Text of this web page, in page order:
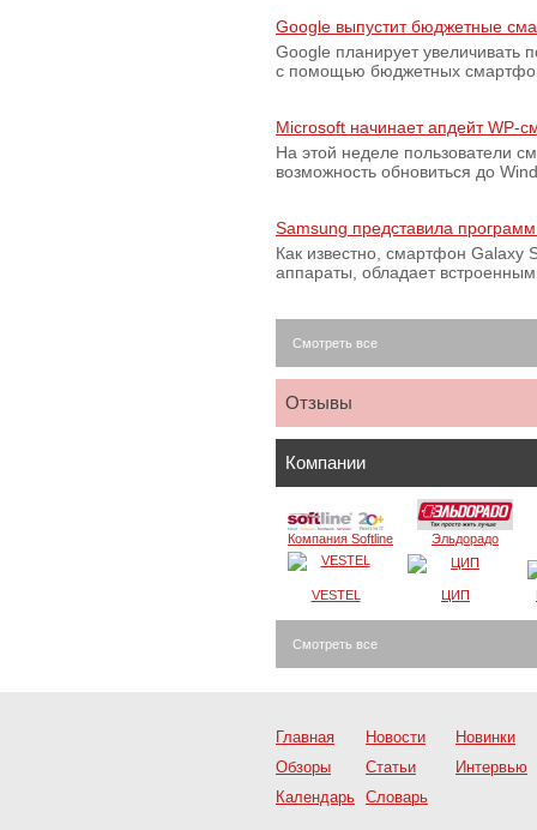
Google выпустит бюджетные
Google планирует увеличивать
с помощью бюджетных
Microsoft начинает апдейт WP-
На этой неделе пользователи
возможность обновиться до
Samsung представила
Как известно, смартфон Galaxy
аппараты, обладает
Смотреть все
Отзывы
Компании
Компания Softline Эльдорадо
VESTEL ЦИП
Смотреть все
Главная Новости
Новинки
Обзоры
Статьи
Интервью
Календарь Словарь